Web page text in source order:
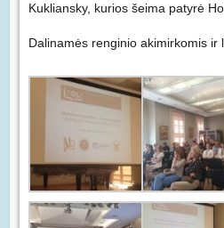
Kukliansky, kurios šeima patyrė
Dalinamės renginio akimirkomis ir